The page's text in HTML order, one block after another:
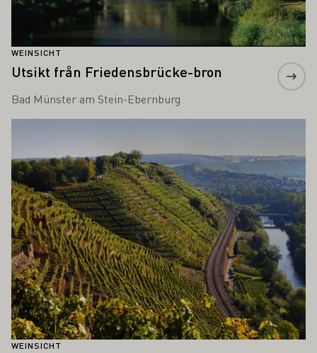
WEINSICHT
Utsikt från Friedensbrücke-bron
Bad Münster am Stein-Ebernburg
WEINSICHT